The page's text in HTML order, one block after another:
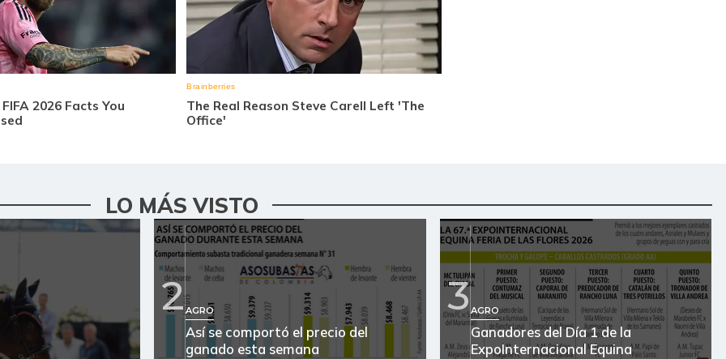
LO MÁS VISTO
2AGRO
Así se comportó el precio del
ganado esta semana
3AGRO
Ganadores del Día 1 de la
ExpoInternacional Equina